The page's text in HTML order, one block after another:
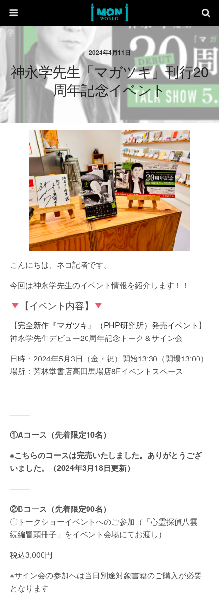
2024年4月11日
神永学先生「マガツキ」刊行20
周年記念イベント
こんにちは、ネコ記者です。
今回は神永学先生のイベント情報を紹介します！！
【イベント内容】
【完全新作『マガツキ』（PHP研究所）発売イベント 】
神永学先生デビュー20周年記念トーク＆サイン会
日時：2024年5月3日（金・祝）開始13:30（開場13:00）
場所：芳林堂書店高田馬場店8Fイベントスペース
——–
①Aコース（先着限定10名）
※こちらのコースは完売いたしました。ありがとうござ
いました。（2024年3月18日更新）
——–
②Bコース（先着限定90名）
〇トークショーイベントへのご参加（「心霊探偵八雲
続編冒頭冊子」をイベント会場にてお渡し）
税込3,000円
※サイン会の参加へは当日別途対象書籍のご購入が必要
となります